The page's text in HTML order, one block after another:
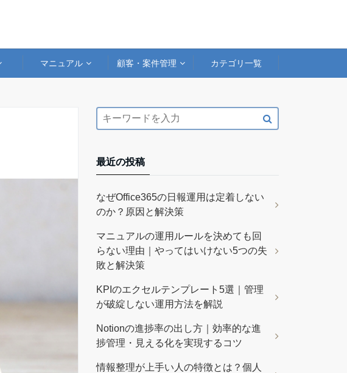
マニュアル 顧客・案件管理 カテゴリ一覧
最近の投稿
なぜOffice365の日報運用は定着しない
のか？原因と解決策
マニュアルの運用ルールを決めても回
らない理由｜やってはいけない5つの失
敗と解決策
KPIのエクセルテンプレート5選｜管理
が破綻しない運用方法を解説
Notionの進捗率の出し方｜効率的な進
捗管理・見える化を実現するコツ
情報整理が上手い人の特徴とは？個人